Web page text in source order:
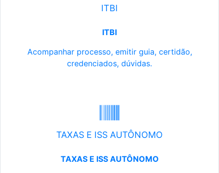
ITBI
ITBI
Acompanhar processo, emitir guia, certidão,
credenciados, dúvidas.
TAXAS E ISS AUTÔNOMO
TAXAS E ISS AUTÔNOMO